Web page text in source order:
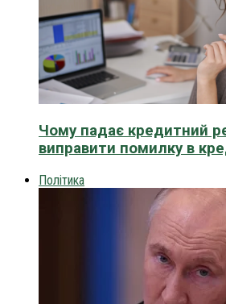
Чому падає кредитний
виправити помилку в
Політика